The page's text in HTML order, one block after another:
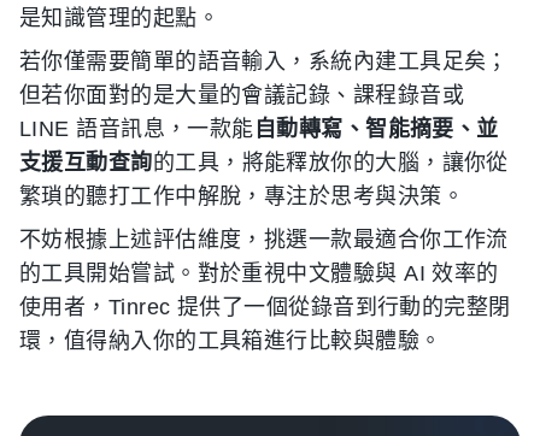
是知識管理的起點。
若你僅需要簡單的語音輸入，系統內建工具足矣；
但若你面對的是大量的會議記錄、課程錄音或
LINE 語音訊息，一款能 自動轉寫、智能摘要、並
支援互動查詢的工具，將能釋放你的大腦，讓你從
繁瑣的聽打工作中解脫，專注於思考與決策。
不妨根據上述評估維度，挑選一款最適合你工作流
的工具開始嘗試。對於重視中文體驗與 AI 效率的
使用者，Tinrec 提供了一個從錄音到行動的完整閉
環，值得納入你的工具箱進行比較與體驗。